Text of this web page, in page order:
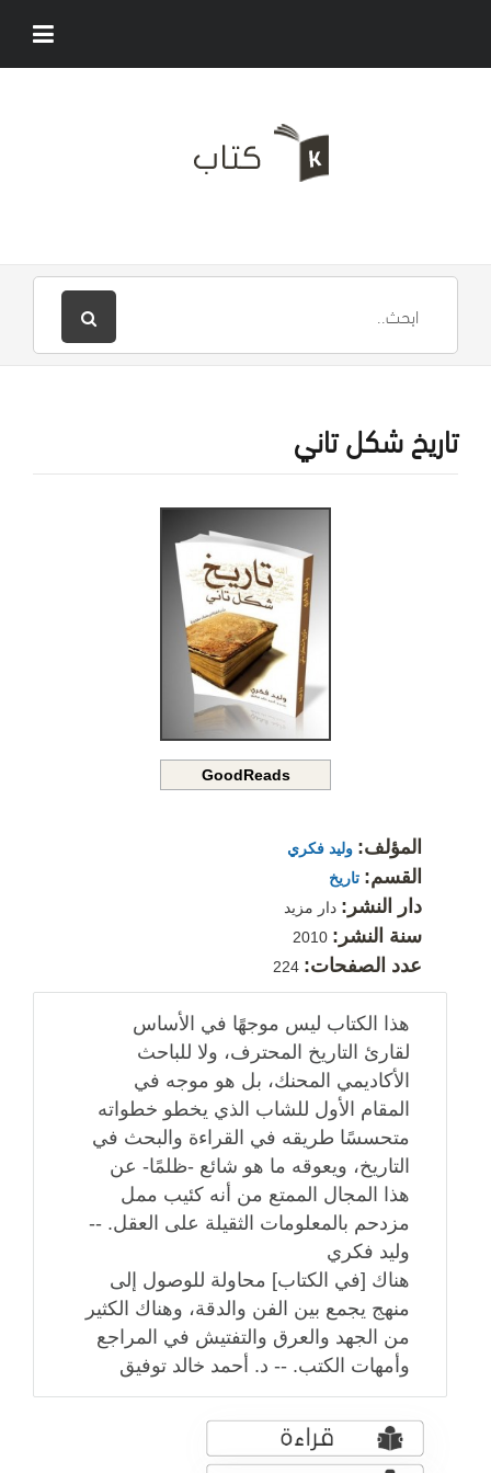
تاريخ شكل تاني
GoodReads
المؤلف: وليد فكري
القسم: تاريخ
دار النشر: دار مزيد
سنة النشر:
عدد الصفحات:
هذا الكتاب ليس موجهًا في الأساس
لقارئ التاريخ المحترف، ولا للباحث
الأكاديمي المحنك، بل هو موجه في
المقام الأول للشاب الذي يخطو خطواته
متحسسًا طريقه في القراءة والبحث في
التاريخ، ويعوقه ما هو شائع -ظلمًا- عن
هذا المجال الممتع من أنه كئيب ممل
مزدحم بالمعلومات الثقيلة على العقل. --
وليد فكري
هناك [في الكتاب] محاولة للوصول إلى
منهج يجمع بين الفن والدقة، وهناك الكثير
من الجهد والعرق والتفتيش في المراجع
وأمهات الكتب. -- د. أحمد خالد توفيق